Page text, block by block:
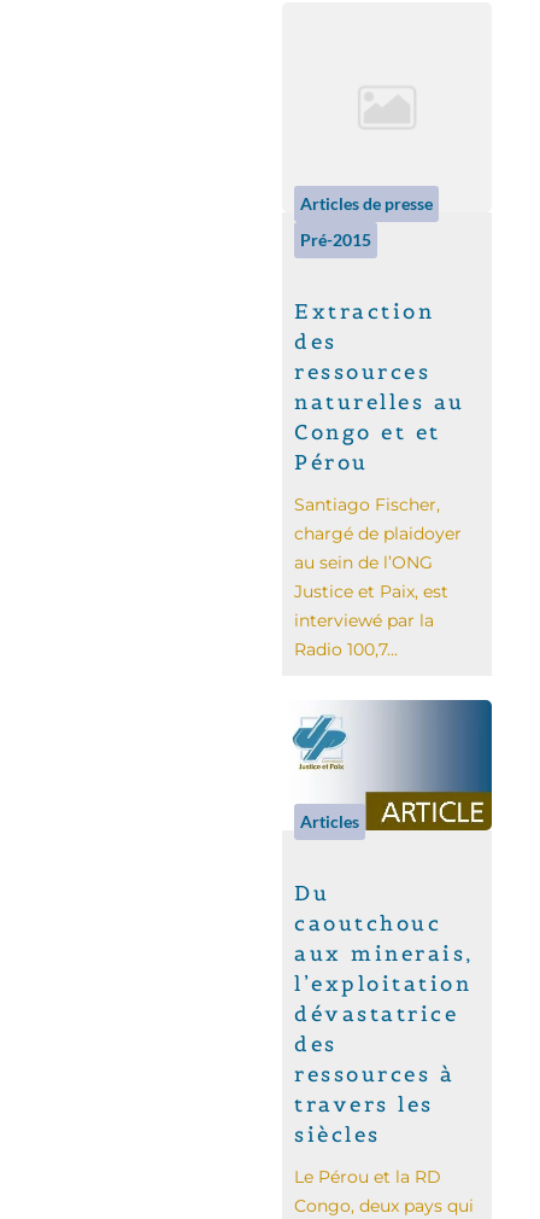
Articles de presse
Pré-2015
Extraction
des
ressources
naturelles au
Congo et et
Pérou
Santiago Fischer,
chargé de plaidoyer
au sein de l’ONG
Justice et Paix, est
interviewé par la
Radio 100,7...
Articles
Du
caoutchouc
aux minerais,
l’exploitation
dévastatrice
des
ressources à
travers les
siècles
Le Pérou et la RD
Congo, deux pays qui